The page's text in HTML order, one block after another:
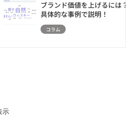
示
ブランド価値を上げるには？
具体的な事例で説明！
コラム